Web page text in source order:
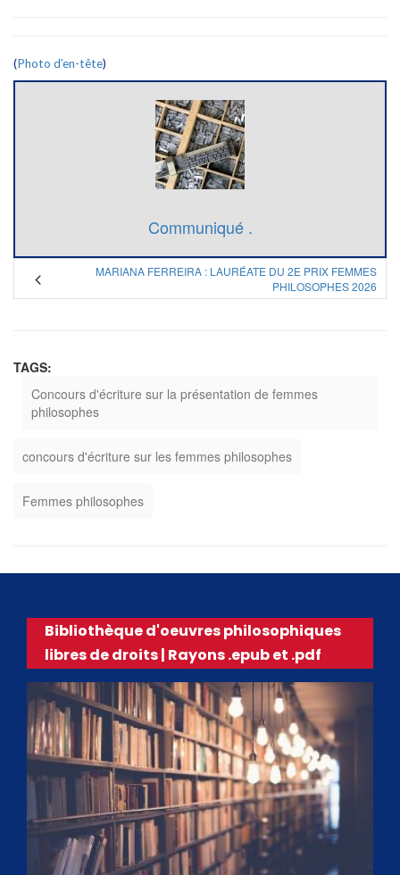
(Photo d’en-tête)
Communiqué .
MARIANA FERREIRA : LAURÉATE DU 2E PRIX FEMMES
PHILOSOPHES 2026
TAGS:
Concours d'écriture sur la présentation de femmes
philosophes
concours d'écriture sur les femmes philosophes
Femmes philosophes
Bibliothèque d'oeuvres philosophiques
libres de droits | Rayons .epub et .pdf